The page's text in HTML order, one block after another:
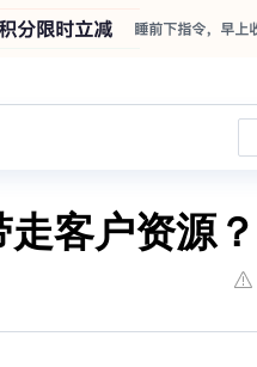
客户资源？